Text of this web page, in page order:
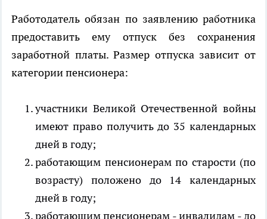
Работодатель обязан по заявлению работника
предоставить ему отпуск без сохранения
заработной платы. Размер отпуска зависит от
категории пенсионера:
участники Великой Отечественной войны
имеют право получить до 35 календарных
дней в году;
работающим пенсионерам по старости (по
возрасту) положено до 14 календарных
дней в году;
работающим пенсионерам - инвалидам - до